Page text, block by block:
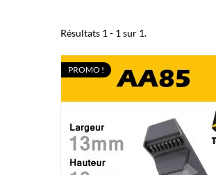
Résultats 1 - 1 sur 1.
PROMO !